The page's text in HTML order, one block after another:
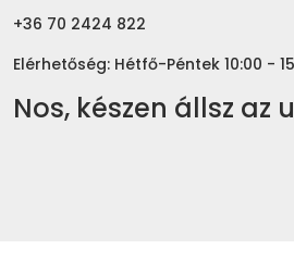
+36 70 2424 822
Elérhetőség: Hétfő-Péntek 10:00 -
Nos, készen állsz az